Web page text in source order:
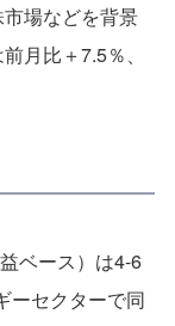
場などを背景
月比＋7.5％、
ベース）は4-6
ーセクターで同